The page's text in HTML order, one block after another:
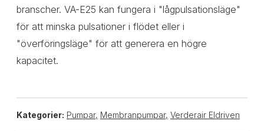
branscher. VA-E25 kan fungera i "lågpulsationsläge"
för att minska pulsationer i flödet eller i
"överföringsläge" för att generera en högre
kapacitet.
Kategorier: Pumpar, Membranpumpar, Verderair Eldriven